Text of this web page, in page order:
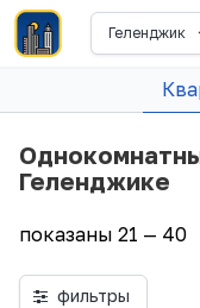
Геленджик
Геленджике
показаны 21 — 40
фильтры